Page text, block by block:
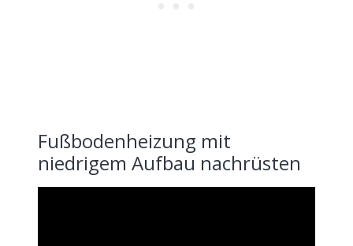
Fußbodenheizung mit
niedrigem Aufbau nachrüsten